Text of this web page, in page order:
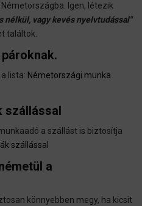
Igen, létezik
nélkül, vagy kevés nyelvtudással"
találtok.
lista: Németországi munka
szállással
a szállást is biztosítja
szállással
a
könnyebben megy, ha kicsit